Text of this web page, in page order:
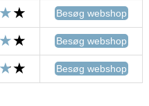
Besøg webshop
Besøg webshop
Besøg webshop